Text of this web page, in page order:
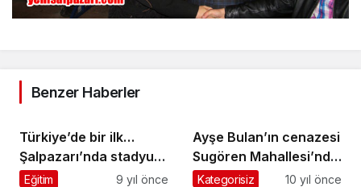
Benzer Haberler
Türkiye’de bir ilk…
Şalpazarı’nda stadyum
için arazi istimlak
Eğitim 9 yıl önce
Ayşe Bulan’ın cenazesi
Sugören Mahallesi’nde
toprağa verildi
Kategorisiz 10 yıl önce